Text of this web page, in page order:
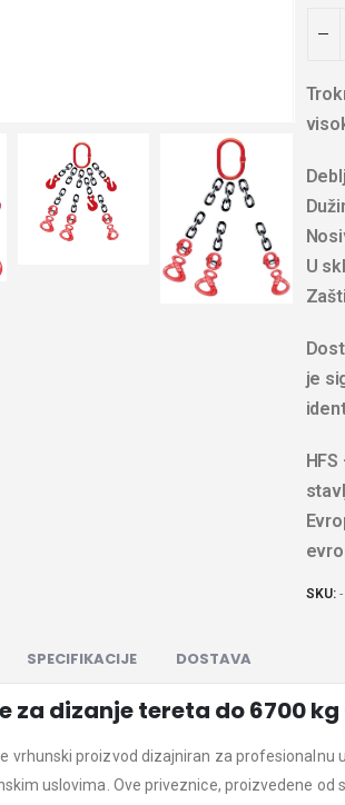
U
je
SKU: -
SPECIFIKACIJE DOSTAVA
za dizanje tereta do 6700 kg
vrhunski proizvod dizajniran za profesionalnu
uslovima. Ove priveznice, proizvedene od